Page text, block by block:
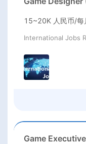
15~20K 人民币/每
International Jobs
Game